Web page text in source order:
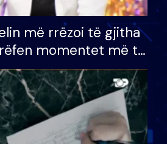
më rrëzoi të gjitha
momentet më të
e BB VIP: Do më
mëngjesit kur…